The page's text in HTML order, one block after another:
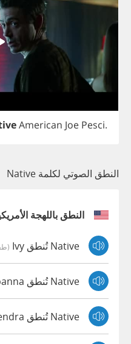
American Joe Pesci.
النطق الصوتي لكلمة Native
النطق باللهجة
Native تُنطق Ivy
Native تُنطق Joanna
Native تُنطق Kendra